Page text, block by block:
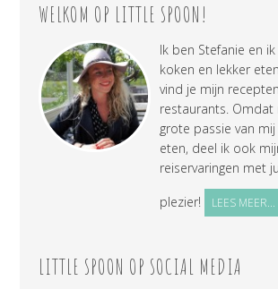
WELKOM OP LITTLE SPOON!
Ik ben Stefanie en
koken en lekker
vind je mijn
restaurants. Omdat
grote passie van
eten, deel ik ook
reiservaringen met
plezier!
LEES MEER...
LITTLE SPOON OP SOCIAL MEDIA